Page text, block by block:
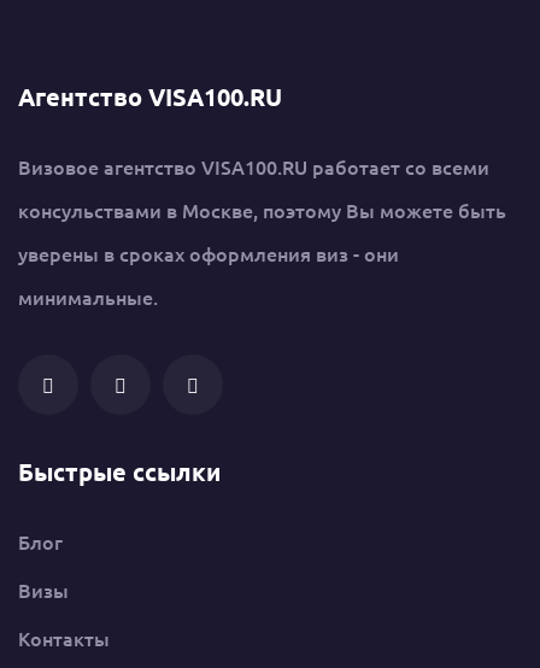
Агентство VISA100.RU
Визовое агентство VISA100.RU работает со всеми
консульствами в Москве, поэтому Вы можете быть
уверены в сроках оформления виз - они
минимальные.
Быстрые ссылки
Блог
Визы
Контакты